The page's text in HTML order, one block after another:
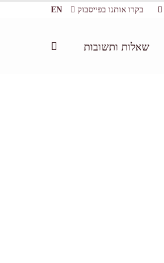
בקרו אותנו בפייסבוק EN
שאלות ותשובות